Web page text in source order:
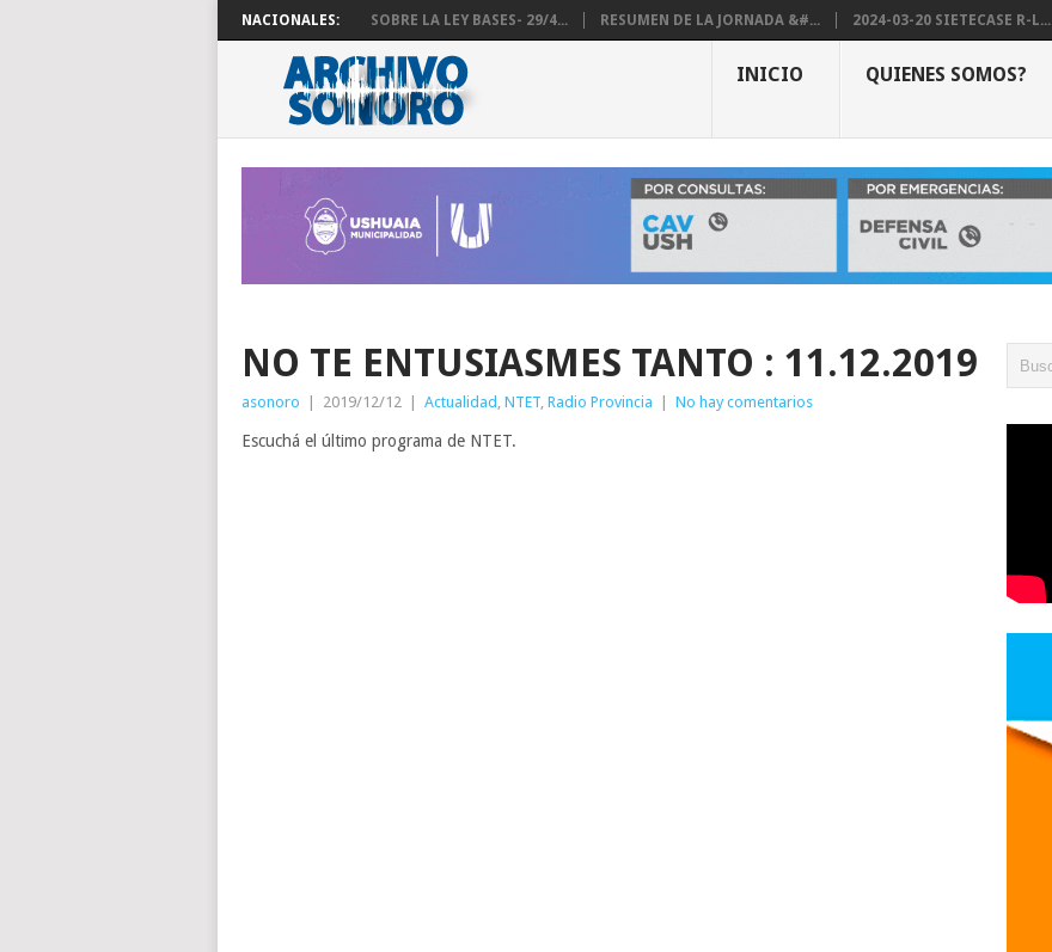
NACIONALES: SOBRE LA LEY BASES- 29/4... RESUMEN DE LA JORNADA &#... 2024-03-20 SIETECASE R-L...
INICIO QUIENES SOMOS?
NO TE ENTUSIASMES TANTO : 11.12.2019
asonoro 2019/12/12 Actualidad , NTET, Radio Provincia No hay comentarios
Escuchá el último programa de NTET.